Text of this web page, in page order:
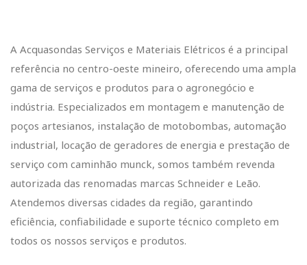
A Acquasondas Serviços e Materiais Elétricos é a principal
referência no centro-oeste mineiro, oferecendo uma ampla
gama de serviços e produtos para o agronegócio e
indústria. Especializados em montagem e manutenção de
poços artesianos, instalação de motobombas, automação
industrial, locação de geradores de energia e prestação de
serviço com caminhão munck, somos também revenda
autorizada das renomadas marcas Schneider e Leão.
Atendemos diversas cidades da região, garantindo
eficiência, confiabilidade e suporte técnico completo em
todos os nossos serviços e produtos.